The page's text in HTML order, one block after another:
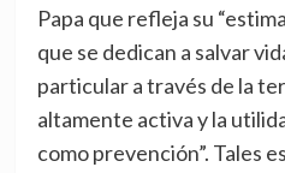
Papa que refleja su
que se dedican a salvar
particular a través de la
altamente activa y la
como prevención”. Tales